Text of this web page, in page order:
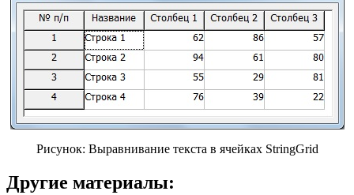
Рисунок: Выравнивание текста в ячейках StringGrid
Другие материалы: